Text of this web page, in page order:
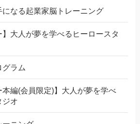
になる起業家脳トレーニング
】大人が夢を学べるヒーロースタ
グラム
本編(会員限定)】大人が夢を学べ
ジオ